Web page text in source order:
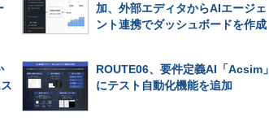
加、外部エディタからAIエージェ
ント連携でダッシュボードを作成
ROUTE06、要件定義AI「Acsim」
にテスト自動化機能を追加